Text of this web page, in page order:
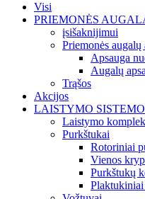
Visi
PRIEMONĖS
įsišaknijimui
Priemonės augalų
Apsauga
Augalų
Trąšos
Akcijos
LAISTYMO
Laistymo
Purkštukai
Rotoriniai
Vienos
Purkštukų